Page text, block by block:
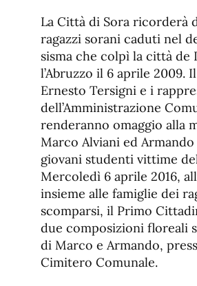
de
La Città di Sora ricorderà
ragazzi sorani caduti nel
sisma che colpì la città de
l’Abruzzo il 6 aprile 2009.
Ernesto Tersigni e i
dell’Amministrazione
renderanno omaggio alla
Marco Alviani ed
giovani studenti vittime
Mercoledì 6 aprile 2016,
insieme alle famiglie dei
scomparsi, il Primo
due composizioni floreali
di Marco e Armando,
Cimitero Comunale.